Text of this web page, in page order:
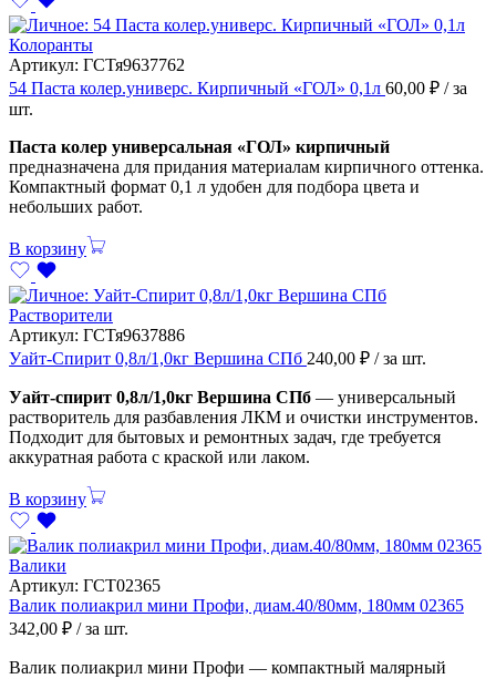
Колоранты
Артикул: ГСТя9637762
54 Паста колер.универс. Кирпичный «ГОЛ» 0,1л 60,00 ₽ / за
шт.
Паста колер универсальная «ГОЛ» кирпичный
предназначена для придания материалам кирпичного оттенка.
Компактный формат 0,1 л удобен для подбора цвета и
небольших работ.
В корзину
Растворители
Артикул: ГСТя9637886
Уайт-Спирит 0,8л/1,0кг Вершина СПб 240,00 ₽ / за шт.
Уайт-спирит 0,8л/1,0кг Вершина СПб — универсальный
растворитель для разбавления ЛКМ и очистки инструментов.
Подходит для бытовых и ремонтных задач, где требуется
аккуратная работа с краской или лаком.
В корзину
Валики
Артикул: ГСТ02365
Валик полиакрил мини Профи, диам.40/80мм, 180мм 02365
342,00 ₽ / за шт.
Валик полиакрил мини Профи — компактный малярный